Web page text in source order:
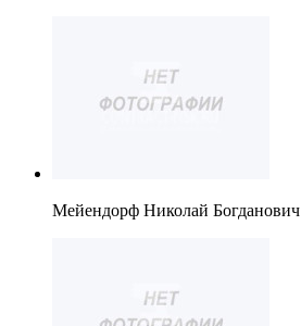
Мейендорф Николай Богданович